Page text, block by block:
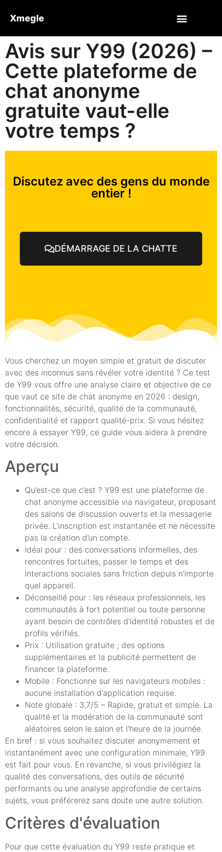
Xmegle
Avis sur Y99 (2026) –
Cette plateforme de
chat anonyme
gratuite vaut-elle
votre temps ?
Discutez avec des gens du monde
entier !
DÉMARRAGE DE LA CHATTE
Vous cherchez un moyen simple et gratuit de discuter
avec des inconnus sans révéler votre identité ? Ce test
de Y99 vous offre une analyse claire et objective de ce
que vaut ce site de chat anonyme en 2026 : design,
fonctionnalités, sécurité, qualité de la communauté,
confidentialité et rapport qualité-prix. Si vous hésitez
encore à essayer Y99, ce guide vous aidera à prendre
votre décision.
Aperçu
Qu’est-ce que c’est ? Y99 est une plateforme de
chat anonyme accessible via navigateur, proposant
des salons de discussion ouverts et la messagerie
privée. L’inscription est instantanée et ne nécessite
pas la création d’un compte.
Idéal pour : des conversations informelles, des
rencontres fortuites, passer le temps et des
interactions sociales sans friction depuis n'importe
quel appareil.
Déconseillé pour : les réseaux professionnels, les
communautés à fort potentiel ou toute personne
ayant besoin de contrôles d'identité robustes et de
profils vérifiés.
Prix : Utilisation gratuite ; des options
supplémentaires et la publicité permettent de
financer la plateforme.
Mobile : Fonctionne sur les navigateurs mobiles :
aucune installation d'application requise.
Note globale : 3,7/5 – Rapide, gratuit et simple. La
qualité et la modération de la communauté sont
aléatoires selon le salon et l’heure de la journée.
En bref : si vous souhaitez discuter anonymement et
instantanément avec une configuration minimale, Y99
est fait pour vous. En revanche, si vous privilégiez la
qualité des conversations, des outils de sécurité
performants ou une analyse approfondie de certains
sujets, vous préférerez sans doute une autre solution.
Critères d'évaluation
Pour que cette évaluation du Y99 reste pratique et